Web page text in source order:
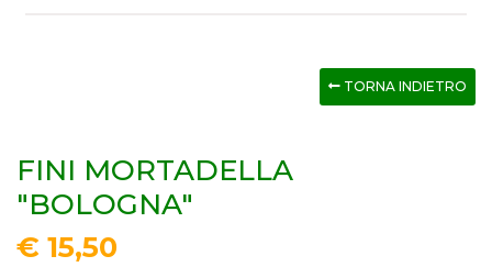
TORNA INDIETRO
FINI MORTADELLA
"BOLOGNA"
€ 15,50